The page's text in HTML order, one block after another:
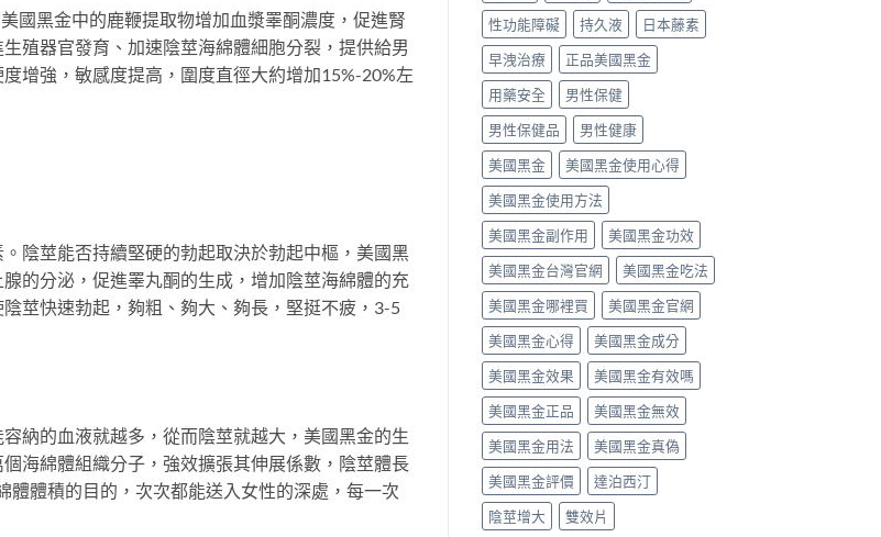
國黑金中的鹿鞭提取物增加血漿睪酮濃度，促進腎
殖器官發育、加速陰莖海綿體細胞分裂，提供給男
增強，敏感度提高，圍度直徑大約增加15%-20%左
陰莖能否持續堅硬的勃起取決於勃起中樞，美國黑
的分泌，促進睪丸酮的生成，增加陰莖海綿體的充
莖快速勃起，夠粗、夠大、夠長，堅挺不疲，3-5
納的血液就越多，從而陰莖就越大，美國黑金的生
海綿體組織分子，強效擴張其伸展係數，陰莖體長
體積的目的，次次都能送入女性的深處，每一次
一
次
搞
怎
選〉
中
時
間
點
常
見
副
作
用〉
中
性功能障礙
持久液
日本藤素
早洩治療
正品美國黑金
用藥安全
男性保健
男性保健品
男性健康
美國黑金
美國黑金使用心得
美國黑金使用方法
美國黑金副作用
美國黑金功效
美國黑金台灣官網
美國黑金吃法
美國黑金哪裡買
美國黑金官網
美國黑金心得
美國黑金成分
美國黑金效果
美國黑金有效嗎
美國黑金正品
美國黑金無效
美國黑金用法
美國黑金真偽
美國黑金評價
達泊西汀
陰莖增大
雙效片